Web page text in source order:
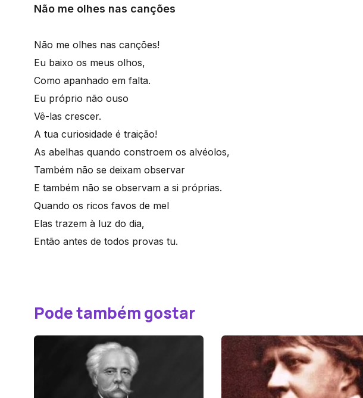
Não me olhes nas canções
Não me olhes nas canções!
Eu baixo os meus olhos,
Como apanhado em falta.
Eu próprio não ouso
Vê-las crescer.
A tua curiosidade é traição!
As abelhas quando constroem os alvéolos,
Também não se deixam observar
E também não se observam a si próprias.
Quando os ricos favos de mel
Elas trazem à luz do dia,
Então antes de todos provas tu.
Pode também gostar